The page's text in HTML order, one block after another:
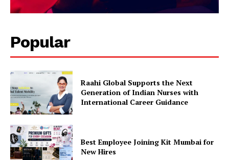
Popular
Raahi Global Supports the Next
Generation of Indian Nurses with
International Career Guidance
Best Employee Joining Kit Mumbai for
New Hires